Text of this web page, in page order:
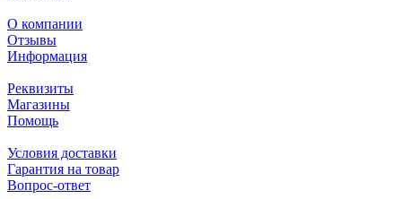
О компании
Отзывы
Информация
Реквизиты
Магазины
Помощь
Условия доставки
Гарантия на товар
Вопрос-ответ